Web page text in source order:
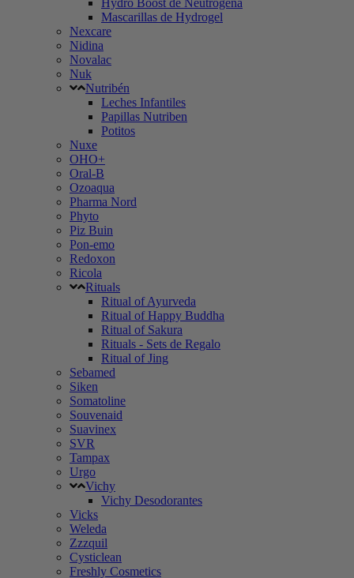
Hydro Boost de Neutrogena
Mascarillas de Hydrogel
Nexcare
Nidina
Novalac
Nuk
Nutribén
Leches Infantiles
Papillas Nutriben
Potitos
Nuxe
OHO+
Oral-B
Ozoaqua
Pharma Nord
Phyto
Piz Buin
Pon-emo
Redoxon
Ricola
Rituals
Ritual of Ayurveda
Ritual of Happy Buddha
Ritual of Sakura
Rituals - Sets de Regalo
Ritual of Jing
Sebamed
Siken
Somatoline
Souvenaid
Suavinex
SVR
Tampax
Urgo
Vichy
Vichy Desodorantes
Vicks
Weleda
Zzzquil
Cysticlean
Freshly Cosmetics